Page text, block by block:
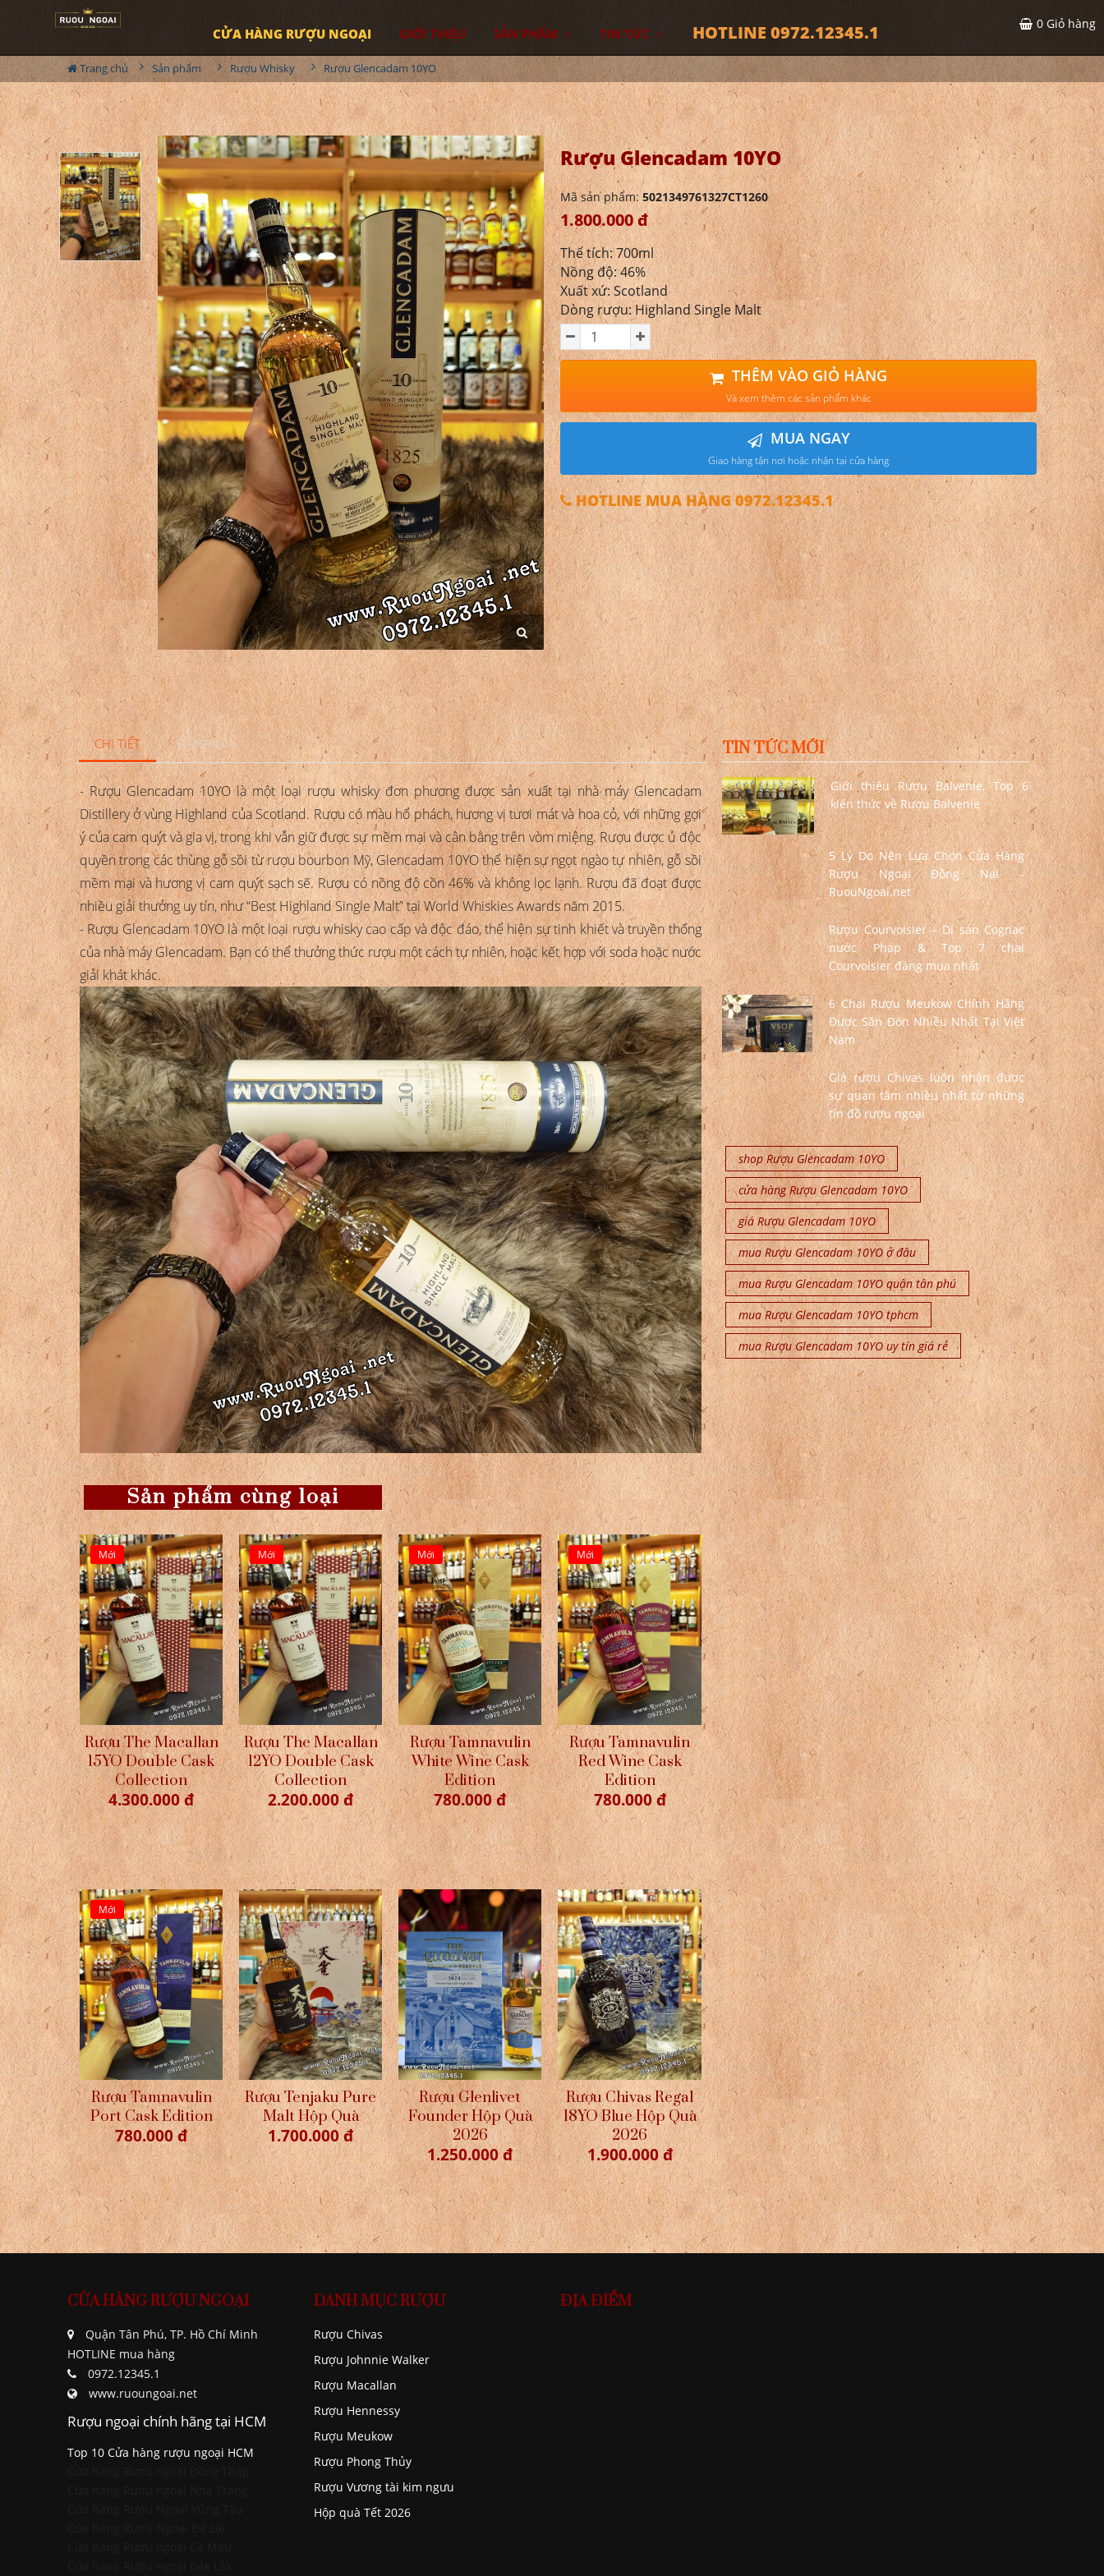
CỬA HÀNG RƯỢU NGOẠI GIỚI THIỆU SẢN PHẨM TIN TỨC HOTLINE 0972.12345.1 0 Giỏ hàng
Trang chủ Sản phẩm Rượu Whisky Rượu Glencadam 10YO
Rượu Glencadam 10YO
Mã sản phẩm:5021349761327CT1260
1.800.000 đ
Thể tích: 700ml
Nồng độ: 46%
Xuất xứ: Scotland
Dòng rượu: Highland Single Malt
THÊM VÀO GIỎ HÀNG
Và xem thêm các sản phẩm khác
MUA NGAY
Giao hàng tận nơi hoặc nhận tại cửa hàng
HOTLINE MUA HÀNG 0972.12345.1
CHI TIẾT ĐÁNH GIÁ
- Rượu Glencadam 10YO là một loại rượu whisky đơn phương được sản xuất tại nhà máy Glencadam
Distillery ở vùng Highland của Scotland. Rượu có màu hổ phách, hương vị tươi mát và hoa cỏ, với những gợi
ý của cam quýt và gia vị, trong khi vẫn giữ được sự mềm mại và cân bằng trên vòm miệng. Rượu được ủ độc
quyền trong các thùng gỗ sồi từ rượu bourbon Mỹ, Glencadam 10YO thể hiện sự ngọt ngào tự nhiên, gỗ sồi
mềm mại và hương vị cam quýt sạch sẽ. Rượu có nồng độ cồn 46% và không lọc lạnh. Rượu đã đoạt được
nhiều giải thưởng uy tín, như “Best Highland Single Malt” tại World Whiskies Awards năm 2015.
- Rượu Glencadam 10YO là một loại rượu whisky cao cấp và độc đáo, thể hiện sự tinh khiết và truyền thống
của nhà máy Glencadam. Bạn có thể thưởng thức rượu một cách tự nhiên, hoặc kết hợp với soda hoặc nước
giải khát khác.
Sản phẩm cùng loại
Mới
Rượu The Macallan
15YO Double Cask
Collection
4.300.000 đ
Mới
Rượu The Macallan
12YO Double Cask
Collection
2.200.000 đ
Mới
Rượu Tamnavulin
White Wine Cask
Edition
780.000 đ
Mới
Rượu Tamnavulin
Red Wine Cask
Edition
780.000 đ
Mới
Rượu Tamnavulin
Port Cask Edition
780.000 đ
Rượu Tenjaku Pure
Malt Hộp Quà
1.700.000 đ
Rượu Glenlivet
Founder Hộp Quà
2026
1.250.000 đ
Rượu Chivas Regal
18YO Blue Hộp Quà
2026
1.900.000 đ
TIN TỨC MỚI
Giới thiệu Rượu Balvenie, Top 6
kiến thức về Rượu Balvenie
5 Lý Do Nên Lựa Chọn Cửa Hàng
Rượu Ngoại Đồng Nai –
RuouNgoai.net
Rượu Courvoisier – Di sản Cognac
nước Pháp & Top 7 chai
Courvoisier đáng mua nhất
6 Chai Rượu Meukow Chính Hãng
Được Săn Đón Nhiều Nhất Tại Việt
Nam
Giá rượu Chivas luôn nhận được
sự quan tâm nhiều nhất từ những
tín đồ rượu ngoại
shop Rượu Glencadam 10YO
cửa hàng Rượu Glencadam 10YO
giá Rượu Glencadam 10YO
mua Rượu Glencadam 10YO ở đâu
mua Rượu Glencadam 10YO quận tân phú
mua Rượu Glencadam 10YO tphcm
mua Rượu Glencadam 10YO uy tín giá rẻ
CỬA HÀNG RƯỢU NGOẠI
Quận Tân Phú, TP. Hồ Chí Minh
HOTLINE mua hàng
0972.12345.1
www.ruoungoai.net
Rượu ngoại chính hãng tại HCM
Top 10 Cửa hàng rượu ngoại HCM
DANH MỤC RƯỢU
Rượu Chivas
Rượu Johnnie Walker
Rượu Macallan
Rượu Hennessy
Rượu Meukow
Rượu Phong Thủy
Rượu Vương tài kim ngưu
Hộp quà Tết 2026
ĐỊA ĐIỂM